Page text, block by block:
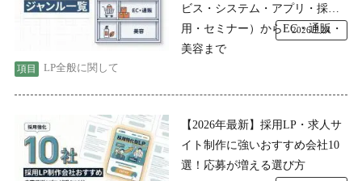
ビス・システム・アプリ・採
用・セミナー）からEC・通販・
美容まで
LP全般に関して
2026.7.24
【2026年最新】採用LP・求人サ
イト制作に強いおすすめ会社10
選！応募が増える選び方